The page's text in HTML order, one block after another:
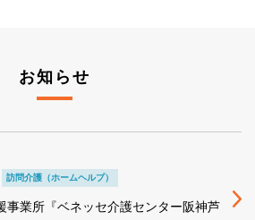
お知らせ
訪問介護（ホームヘルプ）
事業所『ベネッセ介護センター阪神芦